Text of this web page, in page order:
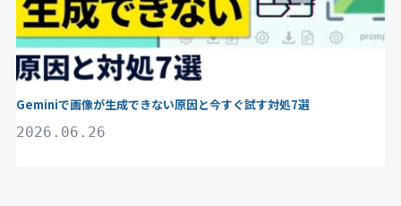
Geminiで画像が生成できない原因と今すぐ試す対処7選
2026.06.26